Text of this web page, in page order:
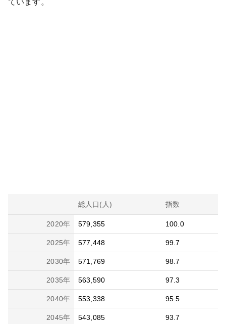
ています。
総人口(人) 指数
2020年 579,355 100.0
2025年 577,448 99.7
2030年 571,769 98.7
2035年 563,590 97.3
2040年 553,338 95.5
2045年 543,085 93.7